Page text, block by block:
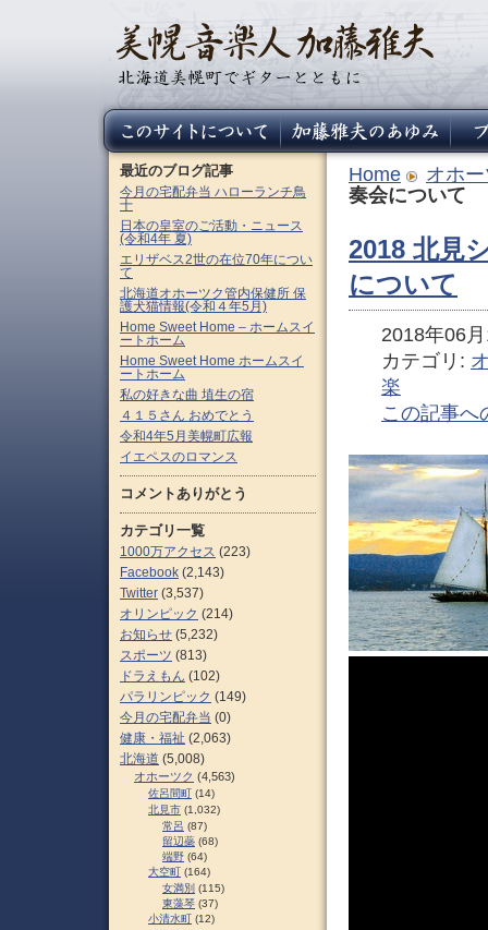
Home
オホ
奏会について
2018 北見
について
2018年06
カテゴリ:
楽
この記事へ
最近のブログ記事
今月の宅配弁当 ハローランチ鳥
十
日本の皇室のご活動・ニュース
(令和4年 夏)
エリザベス2世の在位70年につい
て
北海道オホーツク管内保健所 保
護犬猫情報(令和４年5月)
Home Sweet Home – ホームスイ
ートホーム
Home Sweet Home ホームスイ
ートホーム
私の好きな曲 埴生の宿
４１５さん おめでとう
令和4年5月美幌町広報
イエペスのロマンス
コメントありがとう
カテゴリ一覧
1000万アクセス (223)
Facebook (2,143)
Twitter (3,537)
オリンピック (214)
お知らせ (5,232)
スポーツ (813)
ドラえもん (102)
パラリンピック (149)
今月の宅配弁当 (0)
健康・福祉 (2,063)
北海道 (5,008)
オホーツク (4,563)
佐呂間町 (14)
北見市 (1,032)
常呂 (87)
留辺蘂 (68)
端野 (64)
大空町 (164)
女満別 (115)
東藻琴 (37)
小清水町 (12)